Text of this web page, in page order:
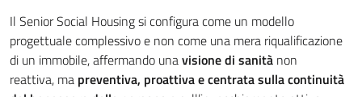
Il Senior Social Housing si configura come un modello
progettuale complessivo e non come una mera riqualificazione
di un immobile, affermando unavisione di sanità non
reattiva, ma preventiva, proattiva e centrata sulla continuità